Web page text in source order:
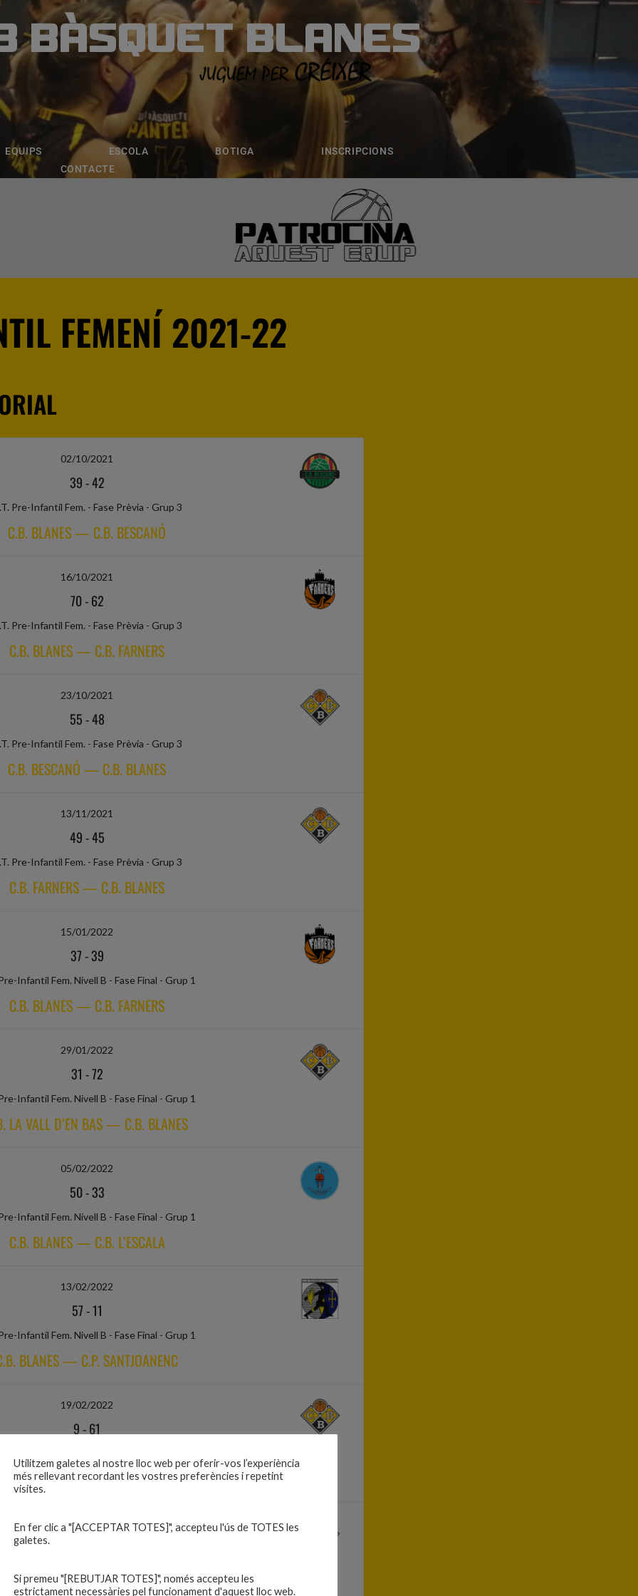
BÀSQUET BLANES
EQUIPS ESCOLA BOTIGA
INSCRIPCIONS
CONTACTE
BLANES
ESCOLA BOTIGA INSCRIPCIONS
FEMENÍ 2021-22
02/10/2021
39-42
Pre-Infantil Fem. - Fase Prèvia - Grup 3
C.B. BLANES — C.B. BESCANÓ
16/10/2021
70-62
Pre-Infantil Fem. - Fase Prèvia - Grup 3
C.B. BLANES — C.B. FARNERS
23/10/2021
55-48
Pre-Infantil Fem. - Fase Prèvia - Grup 3
C.B. BESCANÓ — C.B. BLANES
13/11/2021
49-45
Pre-Infantil Fem. - Fase Prèvia - Grup 3
C.B. FARNERS — C.B. BLANES
15/01/2022
37-39
Infantil Fem. Nivell B - Fase Final - Grup 1
C.B. BLANES — C.B. FARNERS
29/01/2022
31 -72
Infantil Fem. Nivell B - Fase Final - Grup 1
LA VALL D’EN BAS — C.B. BLANES
05/02/2022
50-33
Infantil Fem. Nivell B - Fase Final - Grup 1
C.B. BLANES — C.B. L’ESCALA
13/02/2022
57-11
Infantil Fem. Nivell B - Fase Final - Grup 1
BLANES — C.P. SANTJOANENC
19/02/2022
9-61
C.B. GUÍXOLS — C.B. BLANES
26/02/2022
Infantil Fem. Nivell B - Fase Final - Grup 1
Utilitzem galetes al nostre lloc web per oferir-vos l’experiència
més rellevant recordant les vostres preferències i repetint
visites.
En fer clic a "[ACCEPTAR TOTES]", accepteu l'ús de TOTES les
galetes.
Si premeu "[REBUTJAR TOTES]", només accepteu les
estrictament necessàries pel funcionament d'aquest lloc web.